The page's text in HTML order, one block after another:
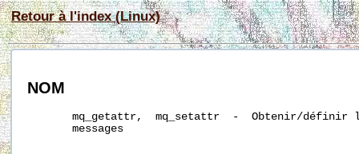
Retour à l'index (Linux)
NOM
mq_getattr,  mq_setattr  -  Obtenir/définir
       messages